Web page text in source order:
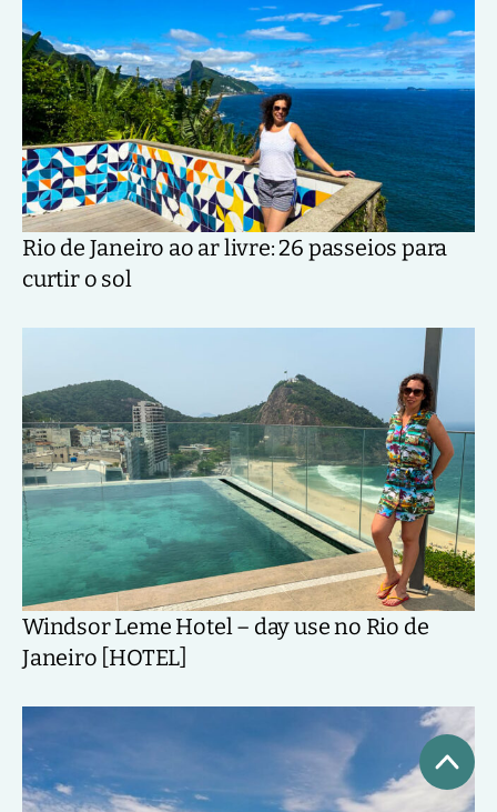
Rio de Janeiro ao ar livre: 26 passeios para
curtir o sol
Windsor Leme Hotel – day use no Rio de
Janeiro [HOTEL]